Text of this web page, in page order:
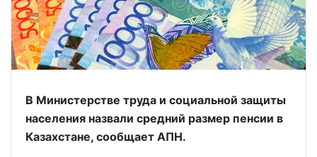
В Министерстве труда и социальной защиты
населения назвали средний размер пенсии в
Казахстане, сообщает АПН.